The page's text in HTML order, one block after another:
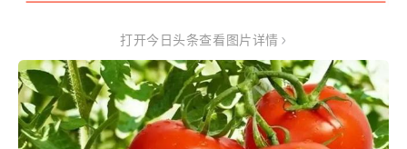
打开今日头条查看图片详情